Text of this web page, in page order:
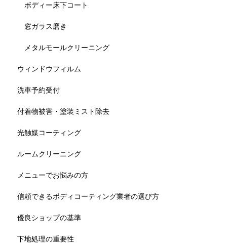
ボディー床下コート
窓ガラス磨き
メタルモールクリーニング
ウィンドウフィルム
洗車予約受付
付着物被害・塗装ミスト除去
光触媒コーティング
ルームクリーニング
メニューでお悩みの方
信頼できるボディコーティング業者の選び方
優良ショップの基準
下地処理の重要性